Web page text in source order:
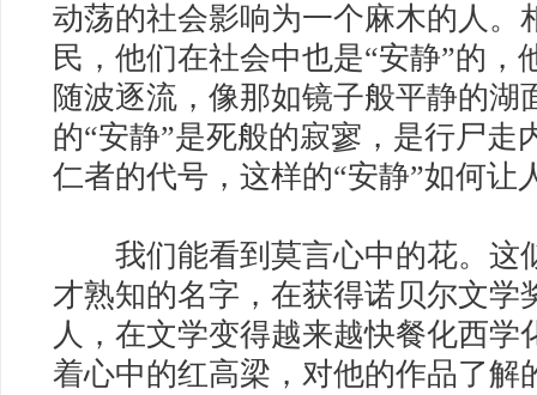
动荡的社会影响为一个麻木的人。
民，他们在社会中也是“安静”的，
随波逐流，像那如镜子般平静的湖
的“安静”是死般的寂寥，是行尸走
仁者的代号，这样的“安静”如何让
我们能看到莫言心中的花。这
才熟知的名字，在获得诺贝尔文学
人，在文学变得越来越快餐化西学
着心中的红高梁，对他的作品了解